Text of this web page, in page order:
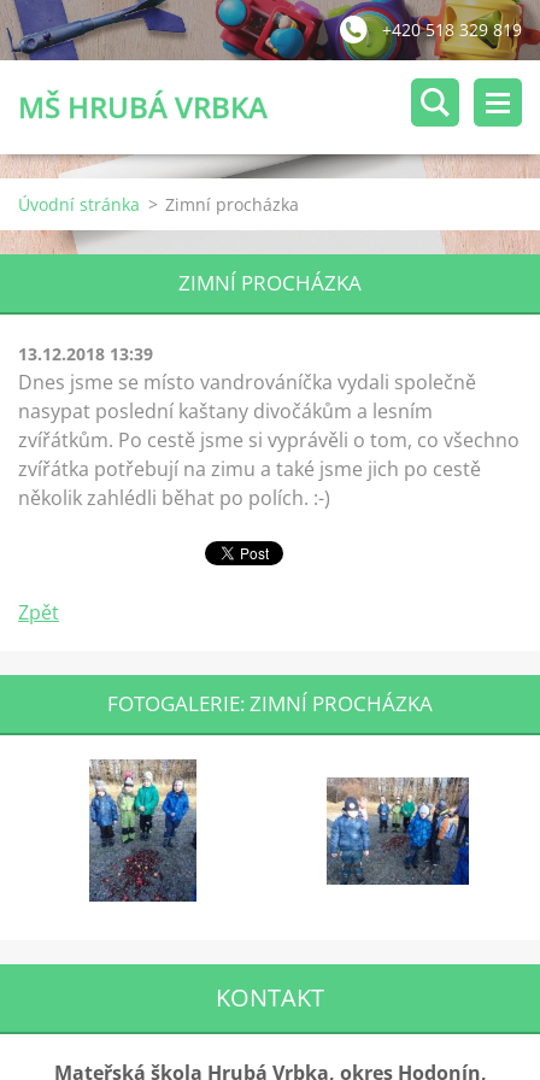
+420 518 329 819
MŠ HRUBÁ VRBKA
Úvodní stránka > Zimní procházka
ZIMNÍ PROCHÁZKA
13.12.2018 13:39
Dnes jsme se místo vandrováníčka vydali společně
nasypat poslední kaštany divočákům a lesním
zvířátkům. Po cestě jsme si vyprávěli o tom, co všechno
zvířátka potřebují na zimu a také jsme jich po cestě
několik zahlédli běhat po polích. :-)
Zpět
FOTOGALERIE: ZIMNÍ PROCHÁZKA
KONTAKT
Mateřská škola Hrubá Vrbka, okres Hodonín,